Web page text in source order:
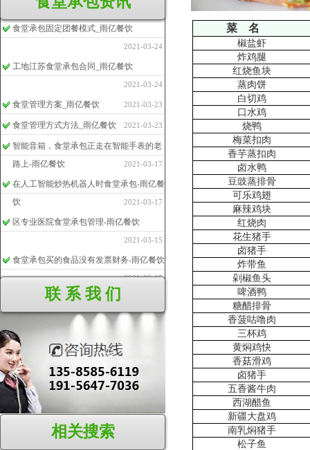
食堂承包固定团餐模式_雨亿餐饮
2021-03-24
工地江苏食堂承包合同_雨亿餐饮
2021-03-24
食堂管理方案_雨亿餐饮 2021-03-23
食堂管理方式方法_雨亿餐饮 2021-03-23
智能音箱，食堂承包正走在智能手表的老
路上-雨亿餐饮
2021-03-17
在人工智能炒热机器人时食堂承包-雨亿餐
饮
2021-03-17
区专业医院食堂承包管理-雨亿餐饮
2021-03-15
食堂承包买的食品没有发票财务-雨亿餐饮
2021-03-15
食堂外包出去怎么样
【饭堂承包】安全人员岗位职责
菜 名
椒盐虾
炸鸡腿
红烧鱼块
蒸肉饼
白切鸡
口水鸡
烧鸭
梅菜扣肉
香芋蒸扣肉
卤水鸭
豆豉蒸排骨
可乐鸡翅
麻辣鸡块
红烧肉
花生猪手
卤猪手
炸带鱼
剁椒鱼头
啤酒鸭
糖醋排骨
香菠咕噜肉
三杯鸡
黄焖鸡快
香菇滑鸡
卤猪手
五香酱牛肉
西湖醋鱼
新疆大盘鸡
南乳焖猪手
松子鱼
联 系 我 们
相关搜索